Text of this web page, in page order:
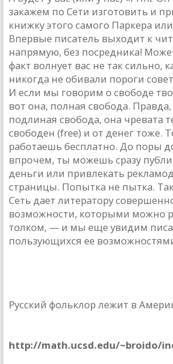
закажем по Сети изготовить и
книжку этого самого Паркера
Впервые писатель выходит к
напрямую, без посредника!
факт волнует вас не так сильно,
никогда не обивали пороги
И если мы говорим о свободе
вот она, полная свобода. Правда,
подлиная свобода, она чревата
свободен (free) и от денег тоже.
работаешь бесплатно. До поры
впрочем, ты можешь сразу
деньги или привлекать
страницы. Попытка не пытка.
Сеть дает литератору
возможности, которыми можно
толком, — и мы еще увидим
пользующихся ее
Русский фольклор лежит в
http://math.ucsd.edu/~broido/